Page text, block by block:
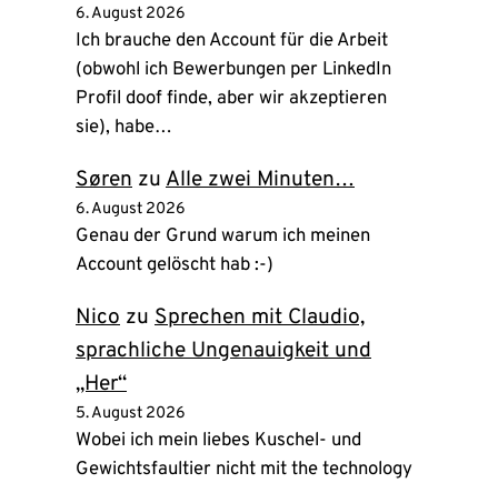
6. August 2026
Ich brauche den Account für die Arbeit
(obwohl ich Bewerbungen per LinkedIn
Profil doof finde, aber wir akzeptieren
sie), habe…
Søren zu Alle zwei Minuten…
6. August 2026
Genau der Grund warum ich meinen
Account gelöscht hab :-)
Nico zu Sprechen mit Claudio,
sprachliche Ungenauigkeit und
„Her“
5. August 2026
Wobei ich mein liebes Kuschel- und
Gewichtsfaultier nicht mit the technology